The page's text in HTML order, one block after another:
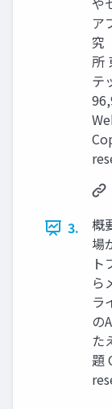
ア
究
所
テ
3.
概
場
ト
ら
ラ
の
た
題